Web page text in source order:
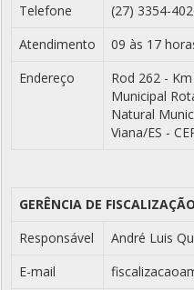
Telefone
(27) 3354-
Atendimento
09 às 17
Endereço
Rod 262 -
Municipal
Natural
Viana/ES -
GERÊNCIA DE
Responsável
André Luis
E-mail